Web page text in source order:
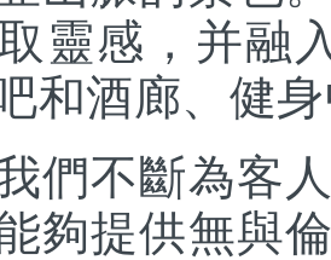
靈感，并融
和酒廊、健
不斷為客人
夠提供無與